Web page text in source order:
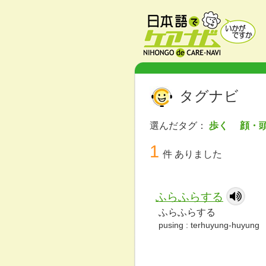
タグナビ
選んだタグ： 歩く 顔・
1 件 ありました
ふらふらする
ふらふらする
pusing : terhuyung-huyung